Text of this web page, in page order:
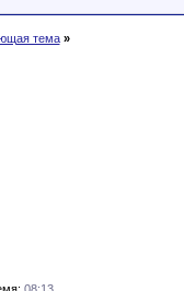
тема »